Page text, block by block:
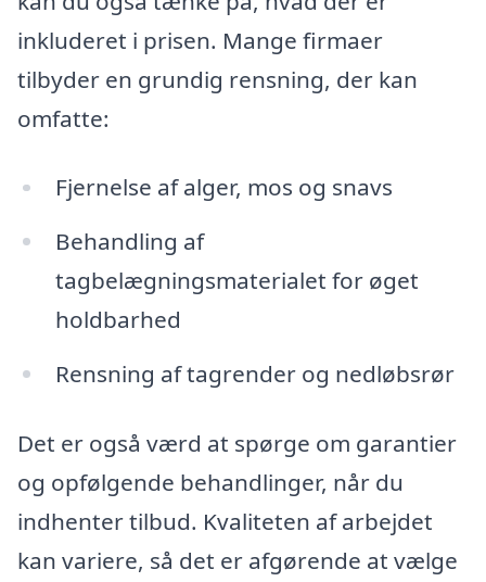
inkluderet i prisen. Mange firmaer
tilbyder en grundig rensning, der kan
omfatte:
Fjernelse af alger, mos og snavs
Behandling af
tagbelægningsmaterialet for øget
holdbarhed
Rensning af tagrender og nedløbsrør
Det er også værd at spørge om garantier
og opfølgende behandlinger, når du
indhenter tilbud. Kvaliteten af arbejdet
kan variere, så det er afgørende at vælge